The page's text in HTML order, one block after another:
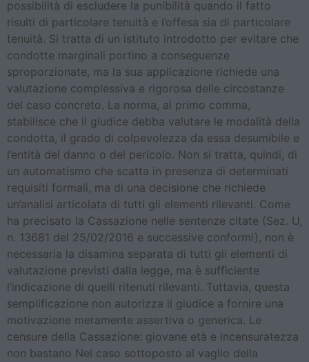
possibilità di escludere la punibilità quando il fatto
risulti di particolare tenuità e l’offesa sia di particolare
tenuità. Si tratta di un istituto introdotto per evitare che
condotte marginali portino a conseguenze
sproporzionate, ma la sua applicazione richiede una
valutazione complessiva e rigorosa delle circostanze
del caso concreto. La norma, al primo comma,
stabilisce che il giudice debba valutare le modalità della
condotta, il grado di colpevolezza da essa desumibile e
l’entità del danno o del pericolo. Non si tratta, quindi, di
un automatismo che scatta in presenza di determinati
requisiti formali, ma di una decisione che richiede
un’analisi articolata di tutti gli elementi rilevanti. Come
ha precisato la Cassazione nelle sentenze citate (Sez. U,
n. 13681 del 25/02/2016 e successive conformi), non è
necessaria la disamina separata di tutti gli elementi di
valutazione previsti dalla legge, ma è sufficiente
l’indicazione di quelli ritenuti rilevanti. Tuttavia, questa
semplificazione non autorizza il giudice a fornire una
motivazione meramente assertiva o generica. Le
censure della Cassazione: giovane età e incensuratezza
non bastano Nel caso sottoposto al vaglio della